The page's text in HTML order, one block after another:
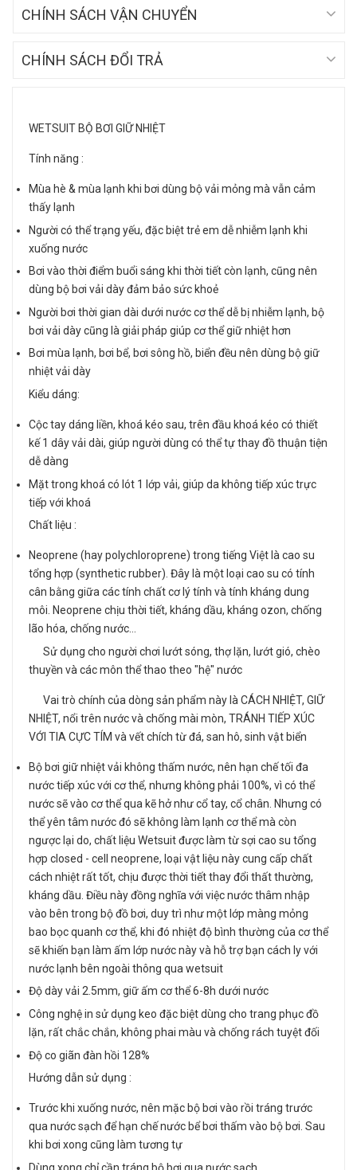
CHÍNH SÁCH VẬN CHUYỂN
CHÍNH SÁCH ĐỔI TRẢ
WETSUIT BỘ BƠI GIỮ NHIỆT
Tính năng :
Mùa hè & mùa lạnh khi bơi dùng bộ vải mỏng mà vẫn cảm
thấy lạnh
Người có thể trạng yếu, đặc biệt trẻ em dễ nhiễm lạnh khi
xuống nước
Bơi vào thời điểm buổi sáng khi thời tiết còn lạnh, cũng nên
dùng bộ bơi vải dày đảm bảo sức khoẻ
Người bơi thời gian dài dưới nước cơ thể dễ bị nhiễm lạnh, bộ
bơi vải dày cũng là giải pháp giúp cơ thể giữ nhiệt hơn
Bơi mùa lạnh, bơi bể, bơi sông hồ, biển đều nên dùng bộ giữ
nhiệt vải dày
Kiểu dáng:
Cộc tay dáng liền, khoá kéo sau, trên đầu khoá kéo có thiết
kế 1 dây vải dài, giúp người dùng có thể tự thay đồ thuận tiện
dễ dàng
Mặt trong khoá có lót 1 lớp vải, giúp da không tiếp xúc trực
tiếp với khoá
Chất liệu :
Neoprene (hay polychloroprene) trong tiếng Việt là cao su
tổng hợp (synthetic rubber). Đây là một loại cao su có tính
cân bằng giữa các tính chất cơ lý tính và tính kháng dung
môi. Neoprene chịu thời tiết, kháng dầu, kháng ozon, chống
lão hóa, chống nước…
Sử dụng cho người chơi lướt sóng, thợ lặn, lướt gió, chèo
thuyền và các môn thể thao theo "hệ" nước
Vai trò chính của dòng sản phẩm này là CÁCH NHIỆT, GIỮ
NHIỆT, nổi trên nước và chống mài mòn, TRÁNH TIẾP XÚC
VỚI TIA CỰC TÍM và vết chích từ đá, san hô, sinh vật biển
Bộ bơi giữ nhiệt vải không thấm nước, nên hạn chế tối đa
nước tiếp xúc với cơ thể, nhưng không phải 100%, vì có thể
nước sẽ vào cơ thể qua kẽ hở như cổ tay, cổ chân. Nhưng có
thể yên tâm nước đó sẽ không làm lạnh cơ thể mà còn
ngược lại do, chất liệu Wetsuit được làm từ sợi cao su tổng
hợp closed - cell neoprene, loại vật liệu này cung cấp chất
cách nhiệt rất tốt, chịu được thời tiết thay đổi thất thường,
kháng dầu. Điều này đồng nghĩa với việc nước thâm nhập
vào bên trong bộ đồ bơi, duy trì như một lớp màng mỏng
bao bọc quanh cơ thể, khi đó nhiệt độ bình thường của cơ thể
sẽ khiến bạn làm ấm lớp nước này và hỗ trợ bạn cách ly với
nước lạnh bên ngoài thông qua wetsuit
Độ dày vải 2.5mm, giữ ấm cơ thể 6-8h dưới nước
Công nghệ in sử dụng keo đặc biệt dùng cho trang phục đồ
lặn, rất chắc chắn, không phai màu và chống rách tuyệt đối
Độ co giãn đàn hồi 128%
Hướng dẫn sử dụng :
Trước khi xuống nước, nên mặc bộ bơi vào rồi tráng trước
qua nước sạch để hạn chế nước bể bơi thấm vào bộ bơi. Sau
khi bơi xong cũng làm tương tự
Dùng xong chỉ cần tráng bộ bơi qua nước sạch.